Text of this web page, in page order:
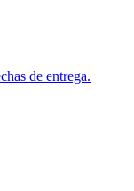
de entrega.